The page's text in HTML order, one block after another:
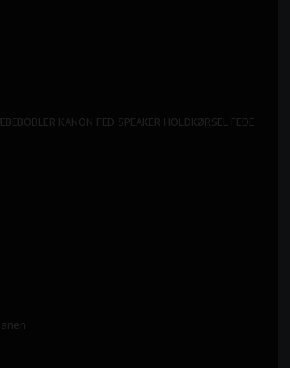
KANON FED SPEAKER HOLDKØRSEL FEDE